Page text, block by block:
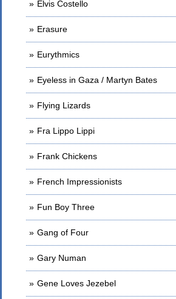
Elvis Costello
Erasure
Eurythmics
Eyeless in Gaza / Martyn Bates
Flying Lizards
Fra Lippo Lippi
Frank Chickens
French Impressionists
Fun Boy Three
Gang of Four
Gary Numan
Gene Loves Jezebel